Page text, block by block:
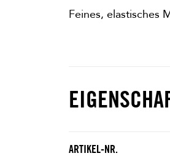
Feines, elastisches
ARTIKEL-NR.